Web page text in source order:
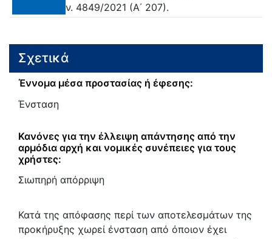
ν. 4849/2021 (Α΄ 207).
Σχετικά
Έννομα μέσα προστασίας ή έφεσης:
Ένσταση
Κανόνες για την έλλειψη απάντησης από την
αρμόδια αρχή και νομικές συνέπειες για τους
χρήστες:
Σιωπηρή απόρριψη
Κατά της απόφασης περί των αποτελεσμάτων της
προκήρυξης χωρεί ένσταση από όποιον έχει